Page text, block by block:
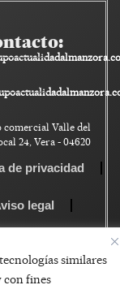
similares
con fines
comercial Valle del
24, Vera - 04620
de privacidad
legal